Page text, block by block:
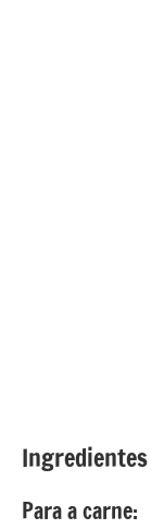
Ingredientes
Para a carne: